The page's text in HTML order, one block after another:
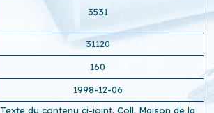
3531
31120
160
1998-12-06
Texte du contenu ci-joint. Coll. Maison de la